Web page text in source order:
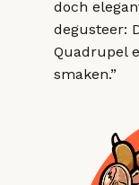
doch
degusteer:
Quadrupel
smaken.”